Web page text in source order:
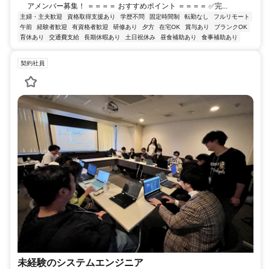
アメンバー募集！ ＝＝＝＝ おすすめポイント ＝＝＝＝ ✅完...
主婦・主夫歓迎 資格取得支援あり 学歴不問 固定時間制 転勤なし
フルリモート
午前
経験者歓迎 有資格者歓迎 研修あり 夕方 在宅OK 賞与あり
ブランクOK
育休あり
交通費支給 長期休暇あり 土日祝休み 昼食補助あり 食事補助あり
契約社員
未経験のシステムエンジニア